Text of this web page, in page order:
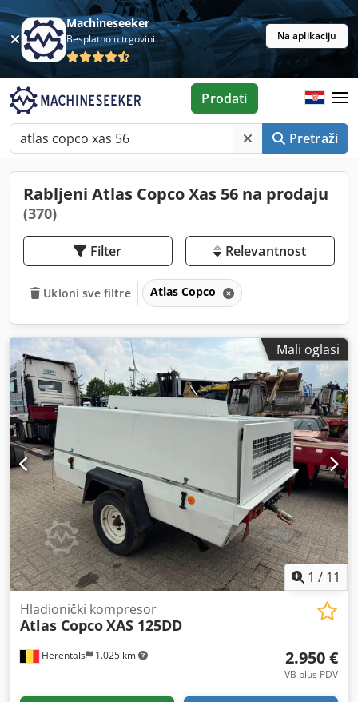
Machineseeker
Besplatno u trgovini Na aplikaciju
Pretraži
Prodati
Rabljeni Atlas Copco Xas 56 na prodaju
(370)
Filter Relevantnost
Ukloni sve filtre Atlas Copco
Mali oglasi
1 / 11
Herentals 1.025 km
Hladionički kompresor
Atlas CopcoXAS 125DD
2.950 €
VB plus PDV